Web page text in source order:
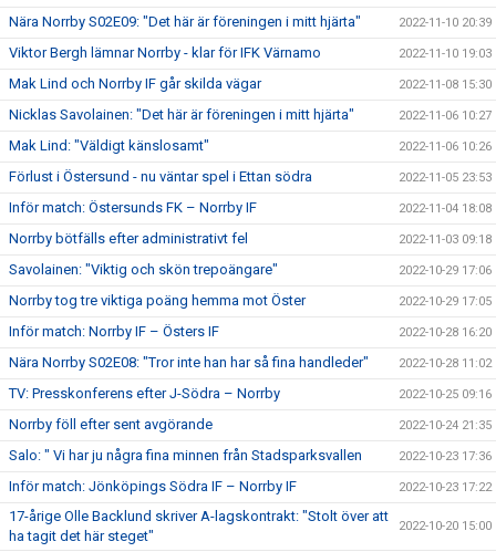
Nära Norrby S02E09: "Det här är föreningen i mitt hjärta" 2022-11-10 20:39
Viktor Bergh lämnar Norrby - klar för IFK Värnamo 2022-11-10 19:03
Mak Lind och Norrby IF går skilda vägar 2022-11-08 15:30
Nicklas Savolainen: "Det här är föreningen i mitt hjärta" 2022-11-06 10:27
Mak Lind: "Väldigt känslosamt" 2022-11-06 10:26
Förlust i Östersund - nu väntar spel i Ettan södra 2022-11-05 23:53
Inför match: Östersunds FK – Norrby IF 2022-11-04 18:08
Norrby bötfälls efter administrativt fel 2022-11-03 09:18
Savolainen: "Viktig och skön trepoängare" 2022-10-29 17:06
Norrby tog tre viktiga poäng hemma mot Öster 2022-10-29 17:05
Inför match: Norrby IF – Östers IF 2022-10-28 16:20
Nära Norrby S02E08: "Tror inte han har så fina handleder" 2022-10-28 11:02
TV: Presskonferens efter J-Södra – Norrby 2022-10-25 09:16
Norrby föll efter sent avgörande 2022-10-24 21:35
Salo: " Vi har ju några fina minnen från Stadsparksvallen 2022-10-23 17:36
Inför match: Jönköpings Södra IF – Norrby IF 2022-10-23 17:22
17-årige Olle Backlund skriver A-lagskontrakt: "Stolt över att
ha tagit det här steget"
2022-10-20 15:00